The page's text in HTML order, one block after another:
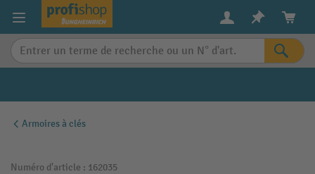
content
Armoires à clés
Numéro d'article : 162035